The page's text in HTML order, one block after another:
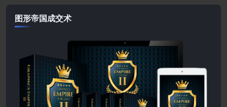
图形帝国成交术